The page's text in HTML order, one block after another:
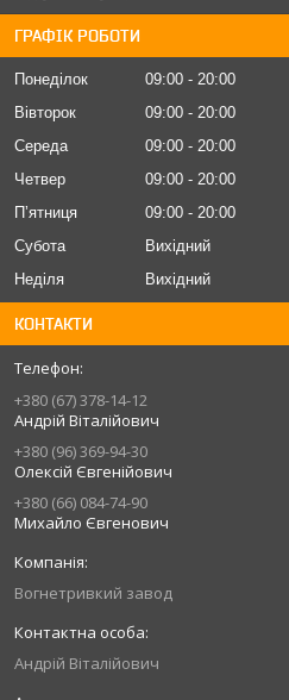
ГРАФІК РОБОТИ
Понеділок 09:00
20:00
Вівторок
09:00
20:00
Середа
09:00
20:00
Четвер
09:00
20:00
Пʼятниця
09:00
20:00
Субота
Вихідний
Неділя
Вихідний
КОНТАКТИ
+380 (67) 378-14-12
Андрій Віталійович
+380 (96) 369-94-30
Олексій Євгенійович
+380 (66) 084-74-90
Михайло Євгенович
Вогнетривкий завод
Андрій Віталійович